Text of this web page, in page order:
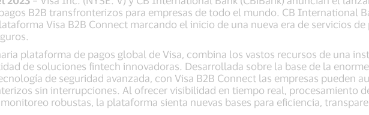
B2B transfronterizos para empresas de todo el mundo. CB International
Visa B2B Connect marcando el inicio de una nueva era de servicios de
plataforma de pagos global de Visa, combina los vastos recursos de una
de soluciones fintech innovadoras. Desarrollada sobre la base de la
de seguridad avanzada, con Visa B2B Connect las empresas pueden
sin interrupciones. Al ofrecer visibilidad en tiempo real, procesamiento
robustas, la plataforma sienta nuevas bases para eficiencia,